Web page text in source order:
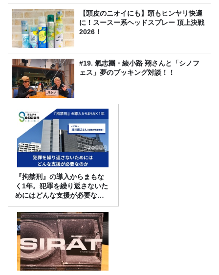
【頭皮のニオイにも】頭もヒンヤリ快適
に！スースー系ヘッドスプレー 頂上決戦
2026！
#19. 氣志團・綾小路 翔さんと「シノフ
ェス」夢のブッキング対談！！
『拘禁刑』の導入からまもな
く1年。犯罪を繰り返さないた
めにはどんな支援が必要なの
か